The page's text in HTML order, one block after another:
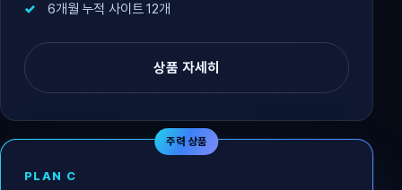
6개월 누적 사이트 12개
상품 자세히
주력 상품
PLAN C